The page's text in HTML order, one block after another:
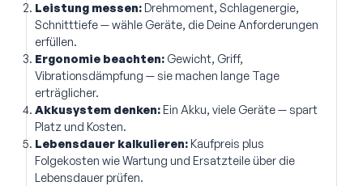
Leistung messen: Drehmoment, Schlagenergie,
Schnitttiefe — wähle Geräte, die Deine Anforderungen
erfüllen.
Ergonomie beachten: Gewicht, Griff,
Vibrationsdämpfung — sie machen lange Tage
erträglicher.
Akkusystem denken: Ein Akku, viele Geräte — spart
Platz und Kosten.
Lebensdauer kalkulieren: Kaufpreis plus
Folgekosten wie Wartung und Ersatzteile über die
Lebensdauer prüfen.